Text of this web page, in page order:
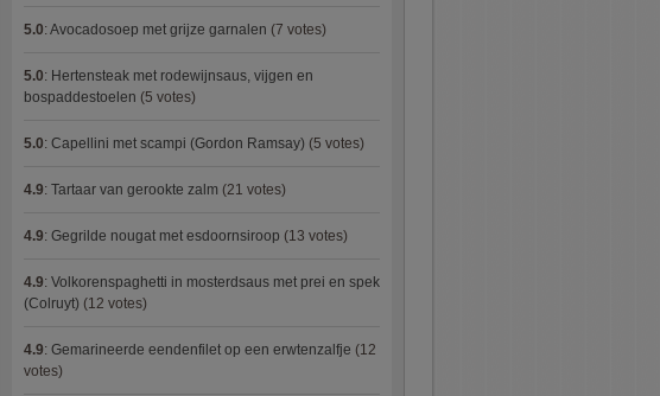
5.0: Avocadosoep met grijze garnalen (7 votes)
5.0: Hertensteak met rodewijnsaus, vijgen en
bospaddestoelen (5 votes)
5.0: Capellini met scampi (Gordon Ramsay) (5 votes)
4.9: Tartaar van gerookte zalm (21 votes)
4.9: Gegrilde nougat met esdoornsiroop (13 votes)
4.9: Volkorenspaghetti in mosterdsaus met prei en spek
(Colruyt) (12 votes)
4.9: Gemarineerde eendenfilet op een erwtenzalfje (12
votes)